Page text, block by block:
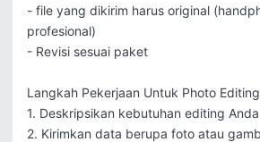
- file yang dikirim harus original
profesional)
- Revisi sesuai paket
Langkah Pekerjaan Untuk Photo Editing
1. Deskripsikan kebutuhan editing Anda
2. Kirimkan data berupa foto atau